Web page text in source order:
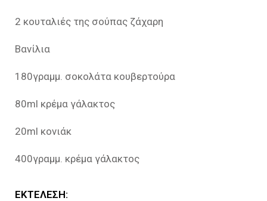
2 κουταλιές της σούπας ζάχαρη
Βανίλια
180γραμμ. σοκολάτα κουβερτούρα
80ml κρέμα γάλακτος
20ml κονιάκ
400γραμμ. κρέμα γάλακτος
ΕΚΤΕΛΕΣΗ: